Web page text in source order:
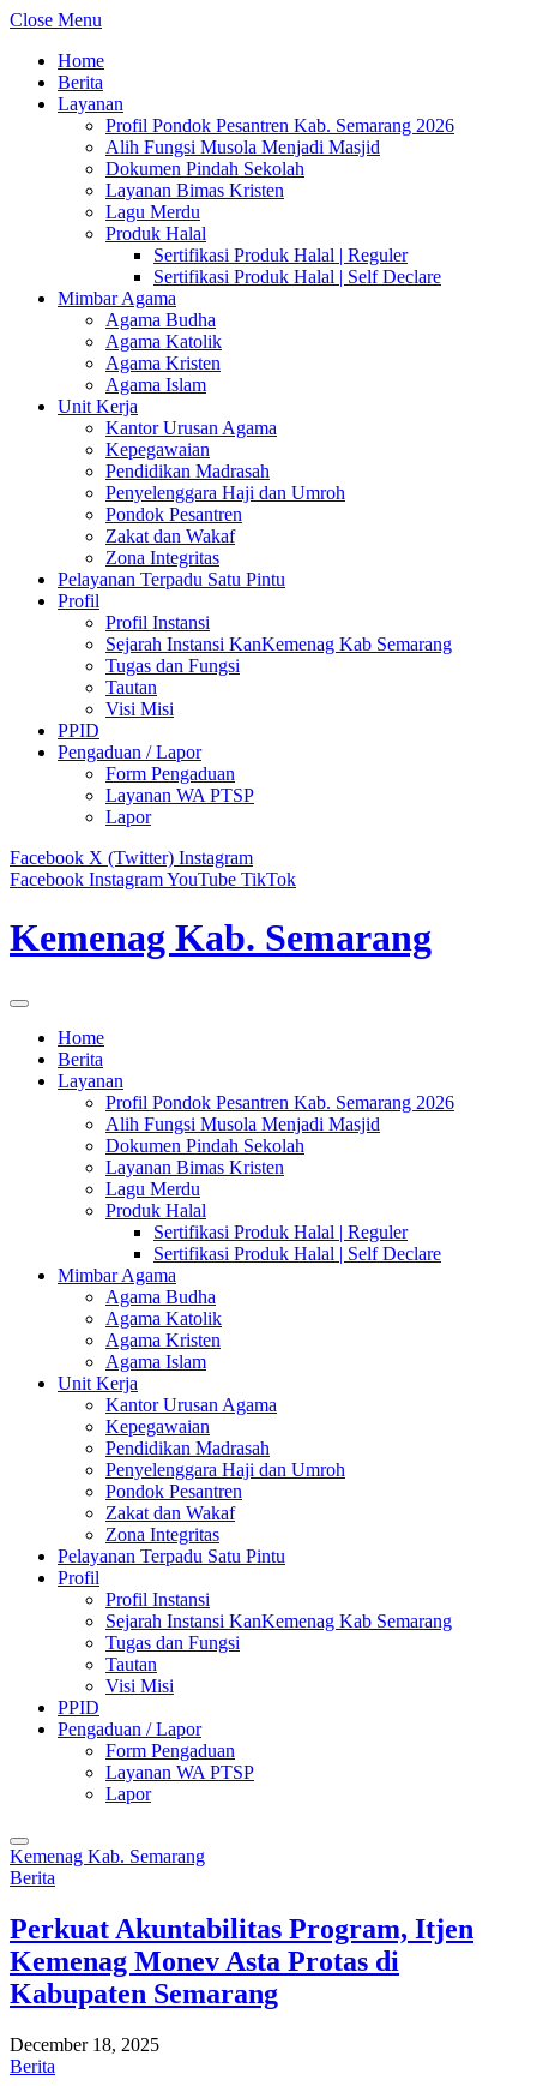
Close Menu
Home
Berita
Layanan
Profil Pondok Pesantren Kab. Semarang 2026
Alih Fungsi Musola Menjadi Masjid
Dokumen Pindah Sekolah
Layanan Bimas Kristen
Lagu Merdu
Produk Halal
Sertifikasi Produk Halal | Reguler
Sertifikasi Produk Halal | Self Declare
Mimbar Agama
Agama Budha
Agama Katolik
Agama Kristen
Agama Islam
Unit Kerja
Kantor Urusan Agama
Kepegawaian
Pendidikan Madrasah
Penyelenggara Haji dan Umroh
Pondok Pesantren
Zakat dan Wakaf
Zona Integritas
Pelayanan Terpadu Satu Pintu
Profil
Profil Instansi
Sejarah Instansi KanKemenag Kab Semarang
Tugas dan Fungsi
Tautan
Visi Misi
PPID
Pengaduan / Lapor
Form Pengaduan
Layanan WA PTSP
Lapor
Facebook X (Twitter) Instagram
Facebook InstagramYouTube TikTok
Kemenag Kab. Semarang
Home
Berita
Layanan
Profil Pondok Pesantren Kab. Semarang 2026
Alih Fungsi Musola Menjadi Masjid
Dokumen Pindah Sekolah
Layanan Bimas Kristen
Lagu Merdu
Produk Halal
Sertifikasi Produk Halal | Reguler
Sertifikasi Produk Halal | Self Declare
Mimbar Agama
Agama Budha
Agama Katolik
Agama Kristen
Agama Islam
Unit Kerja
Kantor Urusan Agama
Kepegawaian
Pendidikan Madrasah
Penyelenggara Haji dan Umroh
Pondok Pesantren
Zakat dan Wakaf
Zona Integritas
Pelayanan Terpadu Satu Pintu
Profil
Profil Instansi
Sejarah Instansi KanKemenag Kab Semarang
Tugas dan Fungsi
Tautan
Visi Misi
PPID
Pengaduan / Lapor
Form Pengaduan
Layanan WA PTSP
Lapor
Kemenag Kab. Semarang
Berita
Perkuat Akuntabilitas Program, Itjen
Kemenag Monev Asta Protas di
Kabupaten Semarang
December 18, 2025
Berita